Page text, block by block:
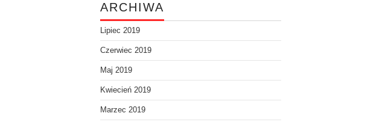
ARCHIWA
Lipiec 2019
Czerwiec 2019
Maj 2019
Kwiecień 2019
Marzec 2019